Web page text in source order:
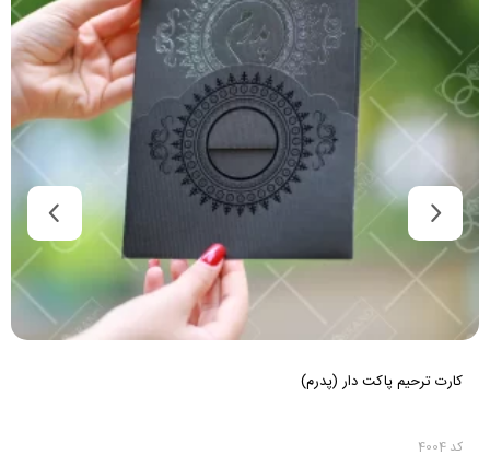
کارت ترحیم پاکت دار (پدرم)
کد 4005